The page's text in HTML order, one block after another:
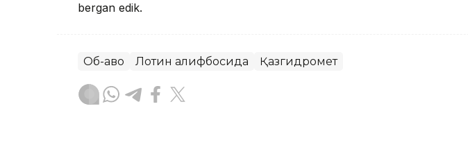
bergan edik.
Об-ҳаво Лотин алифбосида Қазгидромет